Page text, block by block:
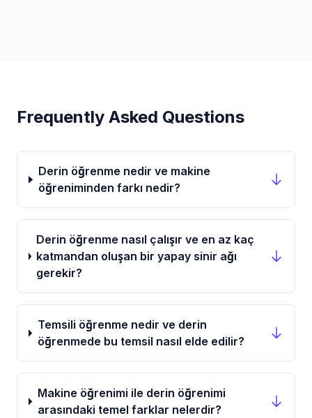
Frequently Asked Questions
Derin öğrenme nedir ve makine
öğreniminden farkı nedir?
Derin öğrenme nasıl çalışır ve en az kaç
katmandan oluşan bir yapay sinir ağı
gerekir?
Temsili öğrenme nedir ve derin
öğrenmede bu temsil nasıl elde edilir?
Makine öğrenimi ile derin öğrenimi
arasındaki temel farklar nelerdir?